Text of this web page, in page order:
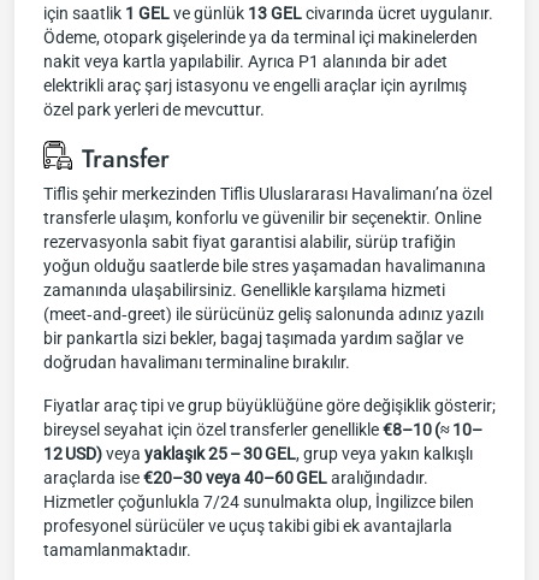
için saatlik 1 GELve günlük 13 GELcivarında ücret uygulanır.
Ödeme, otopark gişelerinde ya da terminal içi makinelerden
nakit veya kartla yapılabilir. Ayrıca P1 alanında bir adet
elektrikli araç şarj istasyonu ve engelli araçlar için ayrılmış
özel park yerleri de mevcuttur.
Transfer
Tiflis şehir merkezinden Tiflis Uluslararası Havalimanı’na özel
transferle ulaşım, konforlu ve güvenilir bir seçenektir. Online
rezervasyonla sabit fiyat garantisi alabilir, sürüp trafiğin
yoğun olduğu saatlerde bile stres yaşamadan havalimanına
zamanında ulaşabilirsiniz. Genellikle karşılama hizmeti
(meet‑and‑greet) ile sürücünüz geliş salonunda adınız yazılı
bir pankartla sizi bekler, bagaj taşımada yardım sağlar ve
doğrudan havalimanı terminaline bırakılır.
Fiyatlar araç tipi ve grup büyüklüğüne göre değişiklik gösterir;
bireysel seyahat için özel transferler genellikle€8–10 (≈ 10–
12 USD)veya yaklaşık 25 – 30 GEL, grup veya yakın kalkışlı
araçlarda ise€20–30 veya 40–60 GELaralığındadır.
Hizmetler çoğunlukla 7/24 sunulmakta olup, İngilizce bilen
profesyonel sürücüler ve uçuş takibi gibi ek avantajlarla
tamamlanmaktadır.